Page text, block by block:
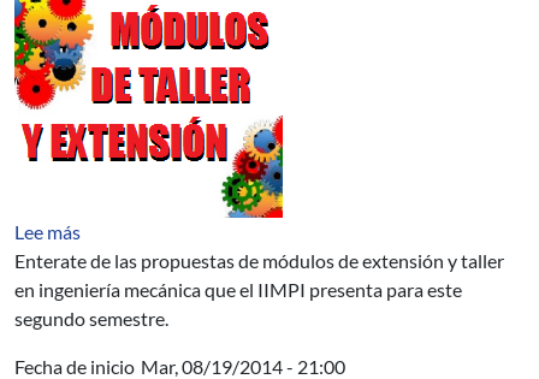
Lee más
Enterate de las propuestas de módulos de extensión y taller
en ingeniería mecánica que el IIMPI presenta para este
segundo semestre.
Fecha de inicio Mar, 08/19/2014 - 21:00